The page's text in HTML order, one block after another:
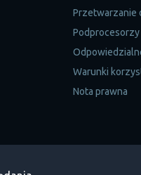
Przetwarzanie
Podprocesorzy
Warunki
Nota prawna